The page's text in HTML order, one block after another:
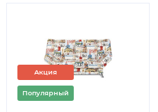
Акция
Популярный